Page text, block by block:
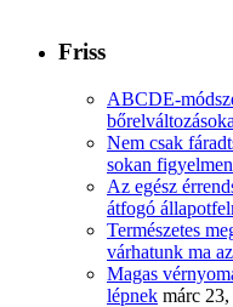
Friss
Nem csak
sokan
Az egész
átfogó
Természetes
várhatunk ma
Magas
lépnek márc